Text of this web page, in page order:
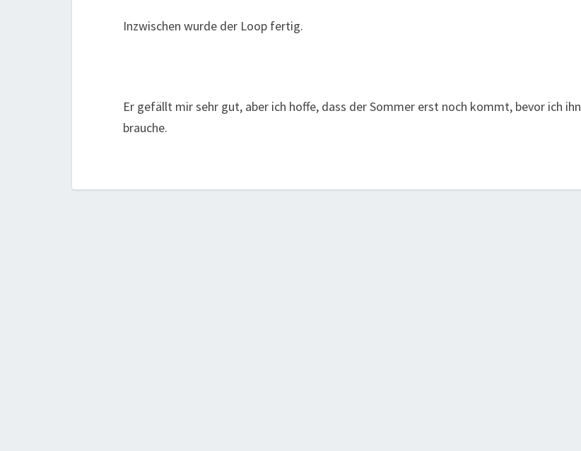
Inzwischen wurde der Loop fertig.
Er gefällt mir sehr gut, aber ich hoffe, dass der Sommer erst noch kommt, bevor ich ihn
brauche.